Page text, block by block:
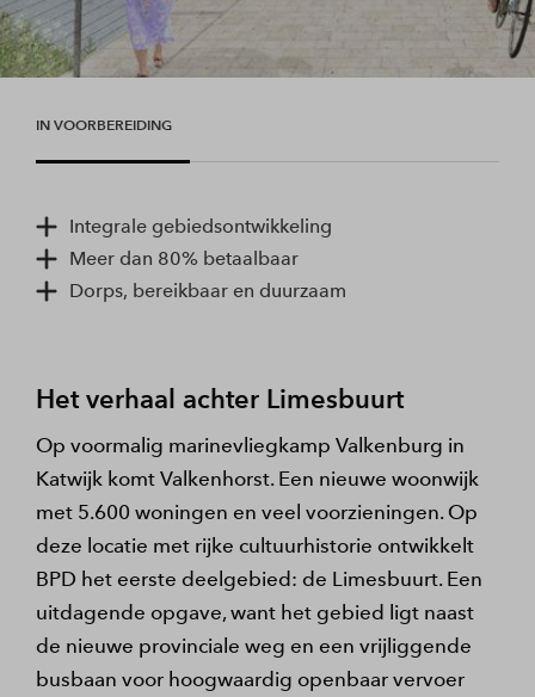
IN VOORBEREIDING
Integrale gebiedsontwikkeling
Meer dan 80% betaalbaar
Dorps, bereikbaar en duurzaam
Het verhaal achter Limesbuurt
Op voormalig marinevliegkamp Valkenburg in
Katwijk komt Valkenhorst. Een nieuwe woonwijk
met 5.600 woningen en veel voorzieningen. Op
deze locatie met rijke cultuurhistorie ontwikkelt
BPD het eerste deelgebied: de Limesbuurt. Een
uitdagende opgave, want het gebied ligt naast
de nieuwe provinciale weg en een vrijliggende
busbaan voor hoogwaardig openbaar vervoer